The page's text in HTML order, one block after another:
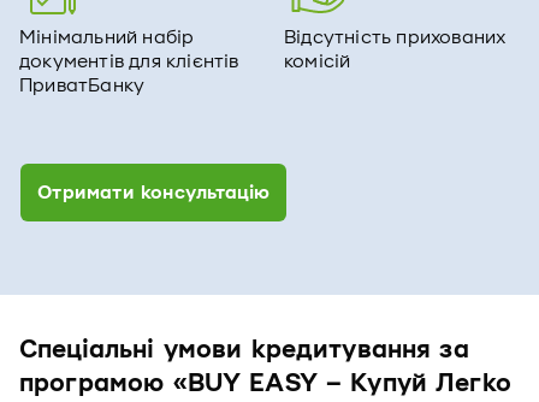
Мінімальний набір
документів для клієнтів
ПриватБанку
Відсутність прихованих
комісій
Отримати консультацію
Спеціальні умови кредитування за
програмою «BUY EASY – Купуй Легко